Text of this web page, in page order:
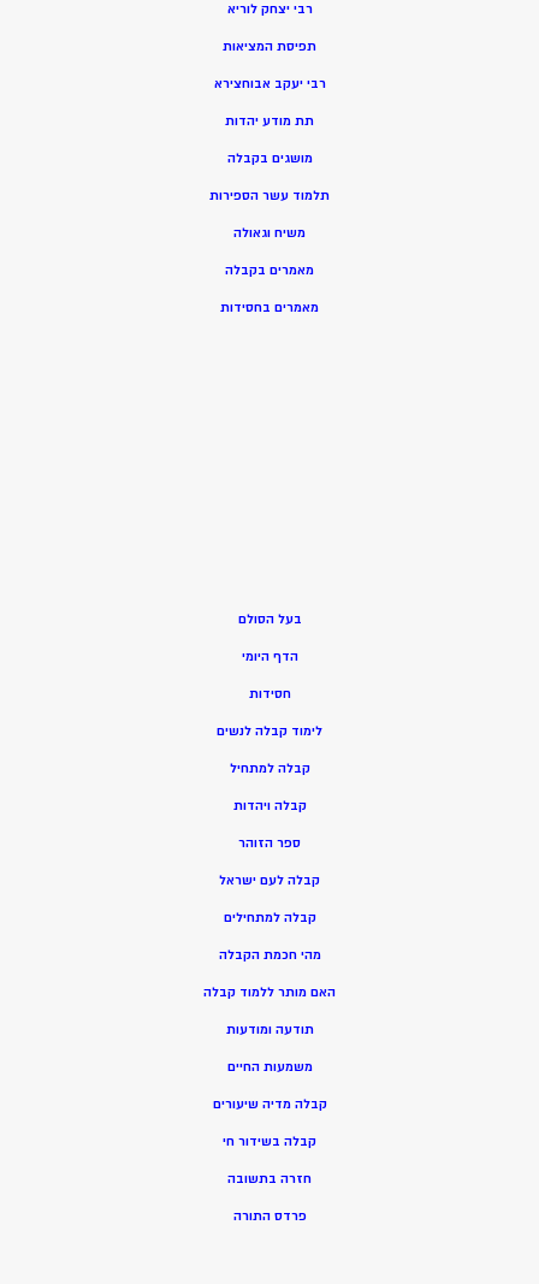
רבי יצחק לוריא
תפיסת המציאות
רבי יעקב אבוחצירא
תת מודע יהדות
מושגים בקבלה
תלמוד עשר הספירות
משיח וגאולה
מאמרים בקבלה
מאמרים בחסידות
בעל הסולם
הדף היומי
חסידות
לימוד קבלה לנשים
קבלה למתחיל
קבלה ויהדות
ספר הזוהר
קבלה לעם ישראל
קבלה למתחילים
מהי חכמת הקבלה
האם מותר ללמוד קבלה
תודעה ומודעות
משמעות החיים
קבלה מדיה שיעורים
קבלה בשידור חי
חזרה בתשובה
פרדס התורה